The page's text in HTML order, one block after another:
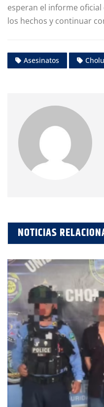
esperan el informe
los hechos y continuar
Asesinatos
NOTICIAS